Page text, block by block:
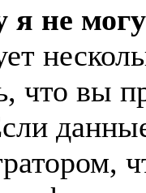
я не
что вы